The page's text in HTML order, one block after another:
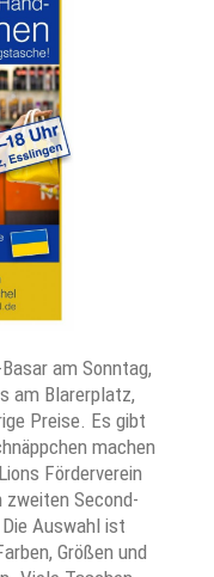
am Sonntag,
am Blarerplatz,
Preise. Es gibt
machen
Förderverein
Second-
Auswahl ist
Größen und